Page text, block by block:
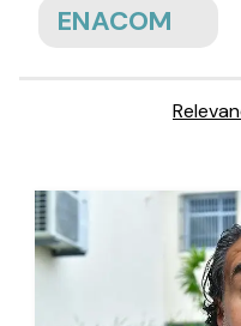
ENACOM